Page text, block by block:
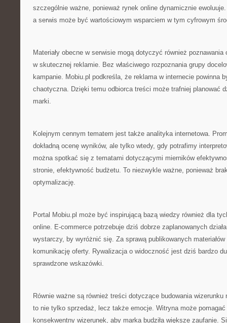
szczególnie ważne, ponieważ rynek online dynamicznie
a serwis może być wartościowym wsparciem w tym cyfrowym
Materiały obecne w serwisie mogą dotyczyć również
w skutecznej reklamie. Bez właściwego rozpoznania grupy
kampanie. Mobiu.pl podkreśla, że reklama w internecie powinna
chaotyczna. Dzięki temu odbiorca treści może trafniej planować
marki.
Kolejnym cennym tematem jest także analityka internetowa.
dokładną ocenę wyników, ale tylko wtedy, gdy potrafimy
można spotkać się z tematami dotyczącymi mierników
stronie, efektywność budżetu. To niezwykle ważne, ponieważ
optymalizację.
Portal Mobiu.pl może być inspirującą bazą wiedzy również dla
online. E-commerce potrzebuje dziś dobrze zaplanowanych
wystarczy, by wyróżnić się. Za sprawą publikowanych
komunikację oferty. Rywalizacja o widoczność jest dziś bardzo
sprawdzone wskazówki.
Równie ważne są również treści dotyczące budowania wizerunku
to nie tylko sprzedaż, lecz także emocje. Witryna może
konsekwentny wizerunek, aby marka budziła większe zaufanie.